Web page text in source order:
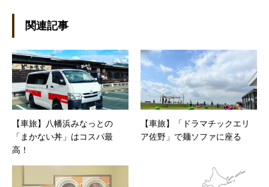
制作。プライベートでは、井上円了哲学塾の第
一期修了生として「哲学カフェ＠神保町」の世
話人、2020年以降は「なごテツ」のオンライン
カフェの世話人を務める。趣味は考えること。
関連記事
【車旅】八幡浜みなっとの
「まかない丼」はコスパ最
高！
【車旅】「ドラマチックエリ
ア佐野」で麺ソファに座る